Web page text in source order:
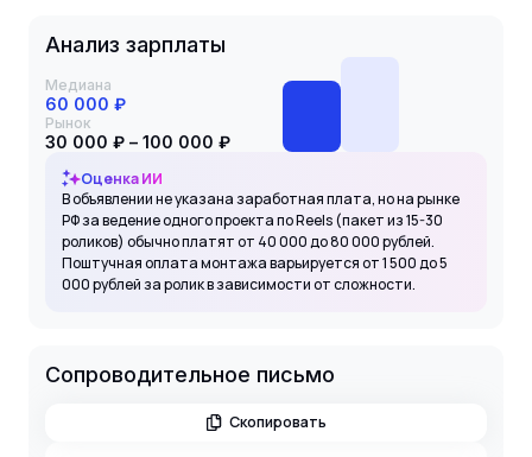
Анализ зарплаты
Медиана
60 000 ₽
Рынок
30 000 ₽ – 100 000 ₽
Оценка ИИ
В объявлении не указана заработная плата, но на рынке
РФ за ведение одного проекта по Reels (пакет из 15-30
роликов) обычно платят от 40 000 до 80 000 рублей.
Поштучная оплата монтажа варьируется от 1 500 до 5
000 рублей за ролик в зависимости от сложности.
Сопроводительное письмо
Скопировать